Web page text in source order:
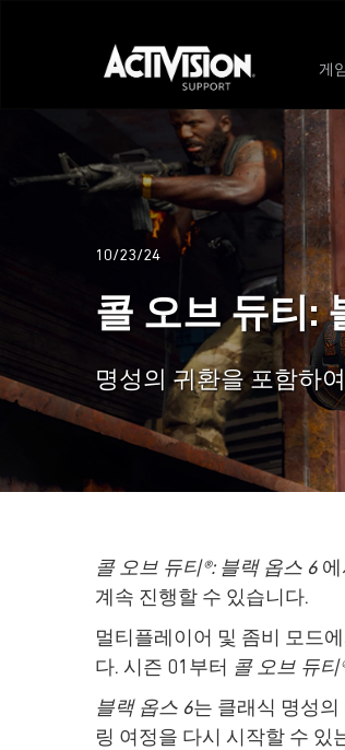
게
10/23/24
콜 오브 듀티:
명성의 귀환을 포함하
콜 오브 듀티®: 블랙 옵스 6
계속 진행할 수 있습니다.
멀티플레이어 및 좀비 모드에
다. 시즌 01부터 콜 오브 듀티
블랙 옵스 6는 클래식 명성
링 여정을 다시 시작할 수 있